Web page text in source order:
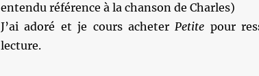
entendu référence à la chanson de Charles)
J’ai adoré et je cours acheterPetite pour
lecture.